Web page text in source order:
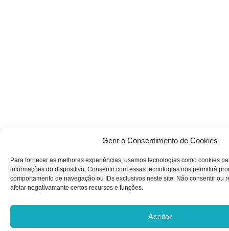
Gerir o Consentimento de Cookies
Para fornecer as melhores experiências, usamos tecnologias como cookies
informações do dispositivo. Consentir com essas tecnologias nos permitirá
comportamento de navegação ou IDs exclusivos neste site. Não consentir ou
afetar negativamante certos recursos e funções.
Aceitar